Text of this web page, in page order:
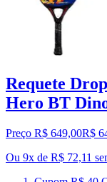
Requete
Hero BT
Preço R$ 649,00R$
Ou 9x de R$ 72,11